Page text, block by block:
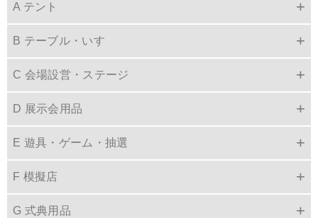
A テント
B テーブル・いす
C 会場設営・ステージ
D 展示会用品
E 遊具・ゲーム・抽選
F 模擬店
G 式典用品